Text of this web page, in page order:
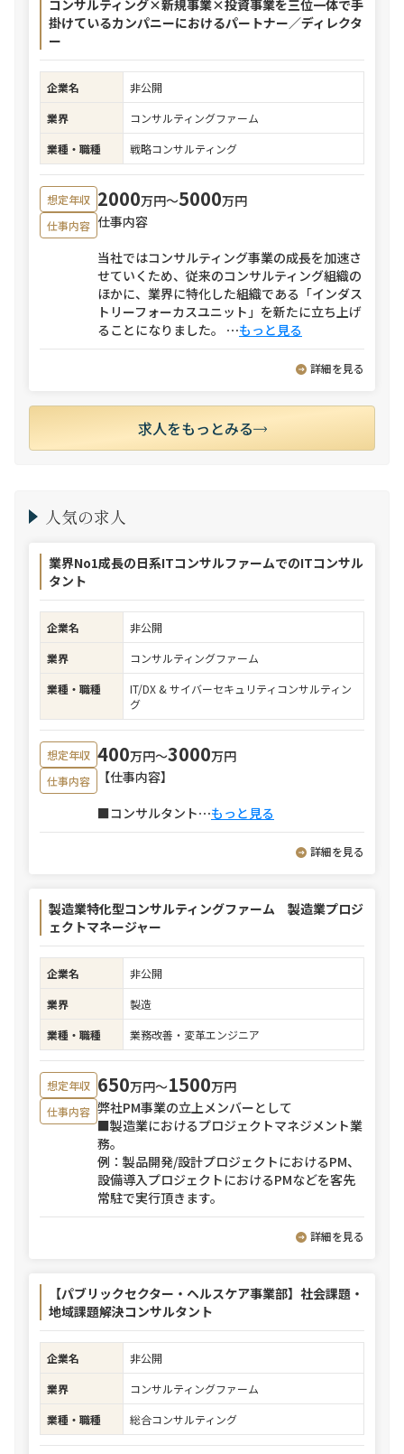
コンサルティング×新規事業×投資事業を三位一体で手
掛けているカンパニーにおけるパートナー／ディレクタ
ー
企業名
非公開
業界
コンサルティングファーム
業種・職種
戦略コンサルティング
想定年収 2000万円〜5000万円
仕事内容 仕事内容
当社ではコンサルティング事業の成長を加速さ
せていくため、従来のコンサルティング組織の
ほかに、業界に特化した組織である「インダス
トリーフォーカスユニット」を新たに立ち上げ
ることになりました。 ⋯もっと見る
詳細を見る
求人をもっとみる
人気の求人
業界No1成長の日系ITコンサルファームでのITコンサル
タント
企業名
非公開
業界
コンサルティングファーム
業種・職種
IT/DX & サイバーセキュリティコンサルティン
グ
想定年収 400万円〜3000万円
仕事内容
【仕事内容】
■コンサルタント⋯もっと見る
詳細を見る
製造業特化型コンサルティングファーム 製造業プロジ
ェクトマネージャー
企業名
非公開
業界
製造
業種・職種
業務改善・変革エンジニア
想定年収 650万円〜1500万円
仕事内容 弊社PM事業の立上メンバーとして
■製造業におけるプロジェクトマネジメント業
務。
例：製品開発/設計プロジェクトにおけるPM、
設備導入プロジェクトにおけるPMなどを客先
常駐で実行頂きます。
詳細を見る
【パブリックセクター・ヘルスケア事業部】社会課題・
地域課題解決コンサルタント
企業名
非公開
業界
コンサルティングファーム
業種・職種
総合コンサルティング